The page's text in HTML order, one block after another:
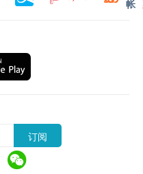
元组成: 控制肢体动作,
期间服用佳健素佳孕
效时，送货服务时间将
供应情况再作最后确
未能提供任何订
有权拒绝接
帐
订阅